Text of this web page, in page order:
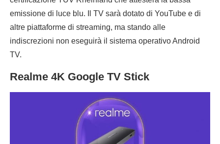
emissione di luce blu. Il TV sarà dotato di YouTube e di
altre piattaforme di streaming, ma stando alle
indiscrezioni non eseguirà il sistema operativo Android
TV.
Realme 4K Google TV Stick